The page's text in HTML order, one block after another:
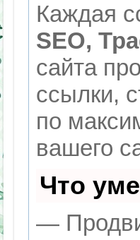
Каждая
SEO,
сайта
ссылки,
по
вашего
Что
—